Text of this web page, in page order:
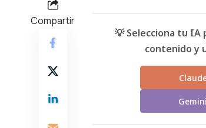
Compartir
💡 Selecciona tu
contenido y
Gemini